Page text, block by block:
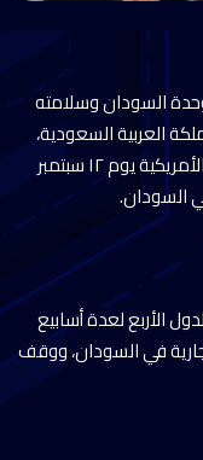
السودان وسلامته
العربية السعودية،
والإمارات العربية المتحدة، والولايات المتحدة الأمريكية يوم ١٢ سبتمبر
الأربع لعدة أسابيع
في السودان، ووقف